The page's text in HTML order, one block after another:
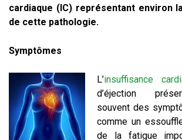
cardiaque (IC) représentant environ
de cette pathologie.
Symptômes
L’insuffisance
d’éjection
souvent des
comme un
de la fatigue